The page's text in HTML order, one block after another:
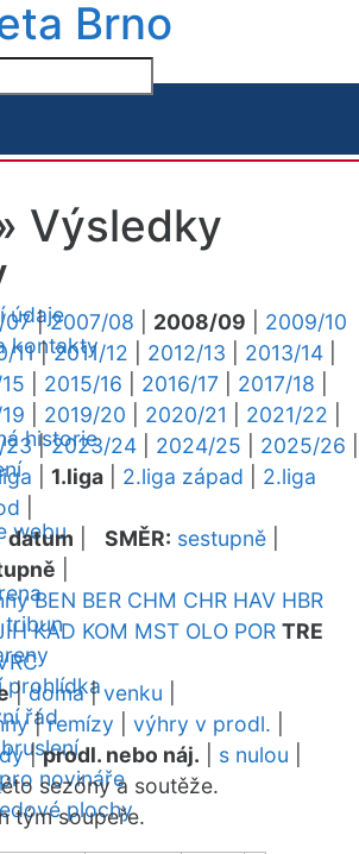
Brno
údaje
kontakty
historie
webu
tribun
prohlídka
řád
pro novináře
plochy
Výsledky
07|2007/08 2008/09
2009/10
11|2011/12 2012/13 2013/14
2015/16 2016/17 2017/18
2019/20 2020/21 2021/22
23|2023/24 2024/25 2025/26
1.liga 2.liga západ
2.liga
datum SMĚR: sestupně
BEN BER CHM CHR HAV HBR
KAD KOM MST OLO POR TRE
|doma|venku
|remízy výhry v prodl.
|prodl. nebo náj. s nulou
sezóny a soutěže.
tým soupeře.